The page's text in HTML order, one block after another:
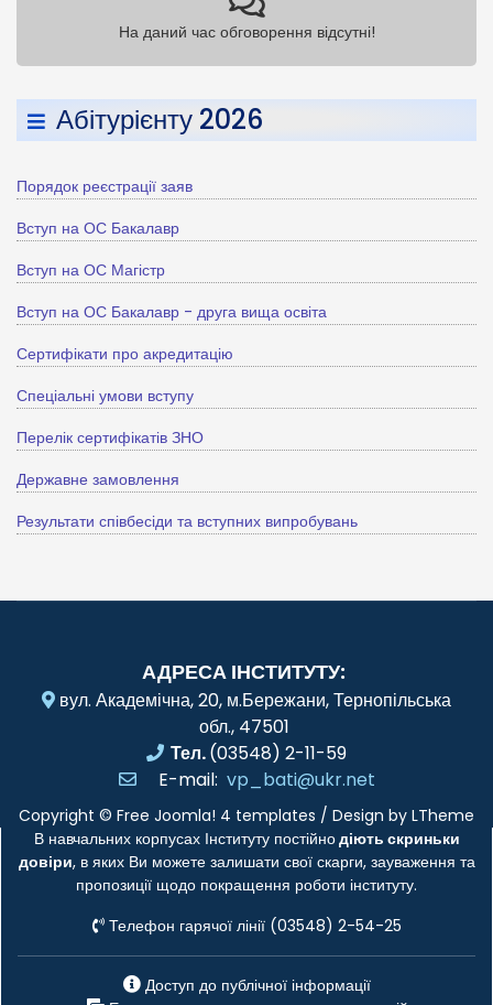
На даний час обговорення відсутні!
Абітурієнту 2026
Порядок реєстрації заяв
Вступ на ОС Бакалавр
Вступ на ОС Магістр
Вступ на ОС Бакалавр - друга вища освіта
Сертифікати про акредитацію
Спеціальні умови вступу
Перелік сертифікатів ЗНО
Державне замовлення
Результати співбесіди та вступних випробувань
АДРЕСА ІНСТИТУТУ:
вул. Академічна, 20, м.Бережани, Тернопільська
обл., 47501
Тел.(03548) 2-11-59
E-mail: vp_bati@ukr.net
Copyright © Free Joomla! 4 templates / Design by LTheme
В навчальних корпусах Інституту постійнодіють скриньки
довіри, в яких Ви можете залишати свої скарги, зауваження та
пропозиції щодо покращення роботи інституту.
Телефон гарячої лінії (03548) 2-54-25
Доступ до публічної інформації